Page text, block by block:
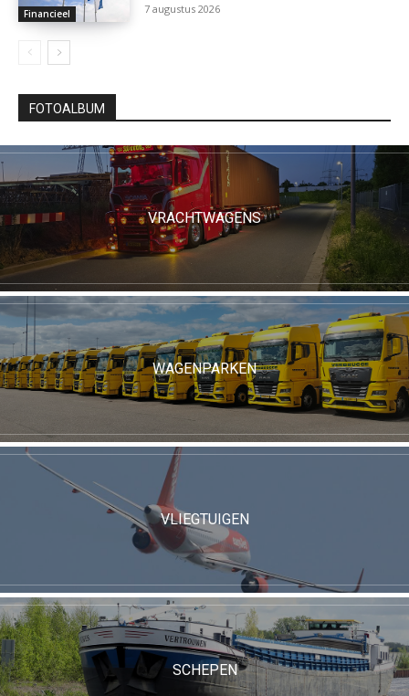
Financieel 7 augustus 2026
FOTOALBUM
VRACHTWAGENS
WAGENPARKEN
VLIEGTUIGEN
SCHEPEN